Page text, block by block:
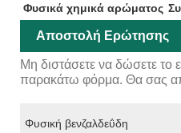
Φυσικά χημικά αρώματος
Αποστολή Ερώτησης
Μη διστάσετε να δώσετε το
παρακάτω φόρμα. Θα σας